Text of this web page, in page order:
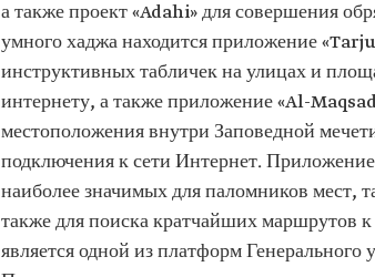
а также проект «Adahi» для совершения
умного хаджа находится приложение
инструктивных табличек на улицах и
интернету, а также приложение «Al-
местоположения внутри Заповедной
подключения к сети Интернет.
наиболее значимых для паломников мест,
также для поиска кратчайших маршрутов
является одной из платформ